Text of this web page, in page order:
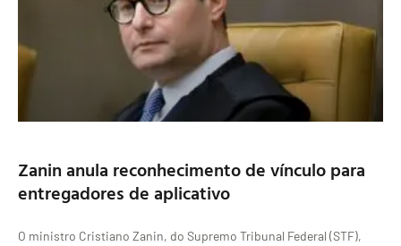
Zanin anula reconhecimento de vínculo para
entregadores de aplicativo
O ministro Cristiano Zanin, do Supremo Tribunal Federal (STF),